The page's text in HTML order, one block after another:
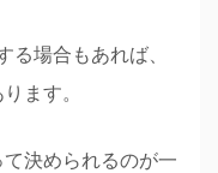
場合もあれば、
ます。
決められるのが一